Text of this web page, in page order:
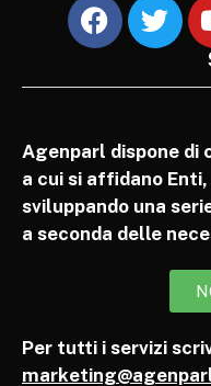
Agenparl dispone di
a cui si affidano
sviluppando una
a seconda delle
Per tutti i servizi